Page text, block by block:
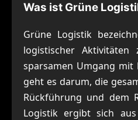
Was ist Grüne
Grüne Logistik
logistischer Aktivitäten
sparsamen Umgang
geht es darum, die
Rückführung und dem
Logistik ergibt sich